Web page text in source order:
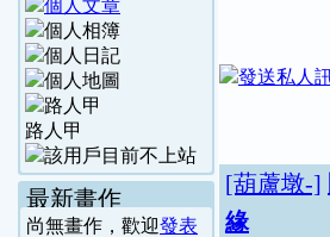
路人甲
最新畫作
尚無畫作，歡迎發表
[葫蘆墩-]
緣